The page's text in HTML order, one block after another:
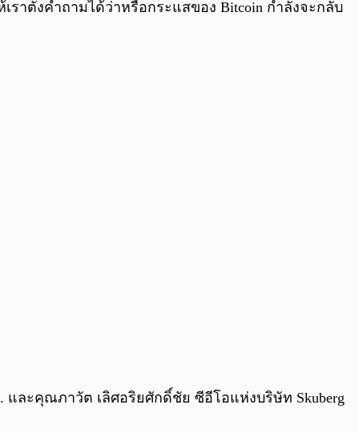
าตั้งคำถามได้ว่าหรือกระแสของ Bitcoin กำลังจะกลับ
และคุณภาวัต เลิศอริยศักดิ์ชัย ซีอีโอแห่งบริษัท Skuberg